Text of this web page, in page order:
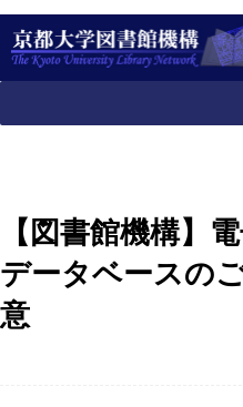
【図書館機構】
データベースの
意